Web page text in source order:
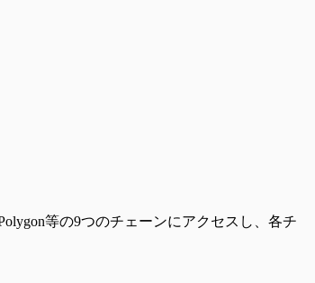
等の9つのチェーンにアクセスし、各チ